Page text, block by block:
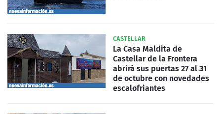
CASTELLAR
La Casa Maldita de
Castellar de la Frontera
abrirá sus puertas 27 al 31
de octubre con novedades
escalofriantes